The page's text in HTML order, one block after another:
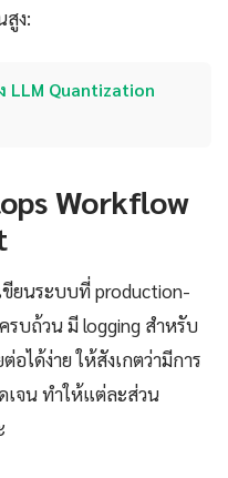
สูง:
LLM Quantization
Workflow
ขียนระบบที่ production-
รบถ้วน มี logging สำหรับ
อได้ง่าย ให้สังเกตว่ามีการ
เจน ทำให้แต่ละส่วน